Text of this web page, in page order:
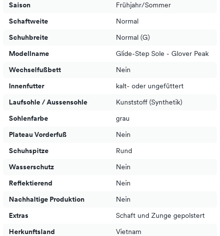
Saison
Frühjahr/Sommer
Schaftweite
Normal
Schuhbreite
Normal (G)
Modellname
Glide-Step Sole - Glover Peak
Wechselfußbett
Nein
Innenfutter
kalt- oder ungefüttert
Laufsohle / Aussensohle
Kunststoff (Synthetik)
Sohlenfarbe
grau
Plateau Vorderfuß
Nein
Schuhspitze
Rund
Wasserschutz
Nein
Reflektierend
Nein
Nachhaltige Produktion
Nein
Extras
Schaft und Zunge gepolstert
Herkunftsland
Vietnam